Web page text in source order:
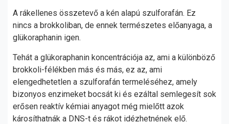
A rákellenes összetevő a kén alapú szulforafán. Ez
nincs a brokkoliban, de ennek természetes előanyaga, a
glükoraphanin igen.
Tehát a glükoraphanin koncentrációja az, ami a különböző
brokkoli-félékben más és más, ez az, ami
elengedhetetlen a szulforafán termeléséhez, amely
bizonyos enzimeket bocsát ki és ezáltal semlegesít sok
erősen reaktív kémiai anyagot még mielőtt azok
károsíthatnák a DNS-t és rákot idézhetnének elő.